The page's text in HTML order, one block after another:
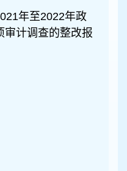
年至2022年政
审计调查的整改报